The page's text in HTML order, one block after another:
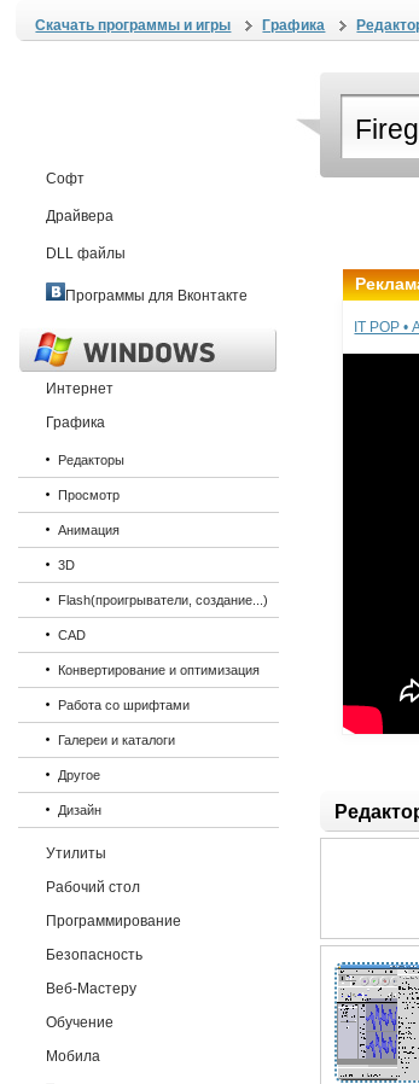
Скачать программы и игры Графика
Софт
Драйвера
DLL файлы
Программы для Вконтакте
Интернет
Графика
Редакторы
Просмотр
Анимация
3D
Flash(проигрыватели, создание...)
CAD
Конвертирование и оптимизация
Работа со шрифтами
Галереи и каталоги
Другое
Дизайн
Утилиты
Рабочий стол
Программирование
Безопасность
Веб-Мастеру
Обучение
Мобила
IT POP